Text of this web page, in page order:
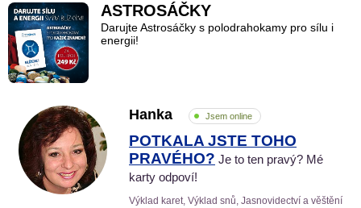
ASTROSÁČKY
Darujte Astrosáčky s polodrahokamy pro sílu i
energii!
Hanka Jsem online
POTKALA JSTE TOHO
PRAVÉHO? Je to ten pravý? Mé
karty odpoví!
Výklad karet, Výklad snů, Jasnovidectví a věštění